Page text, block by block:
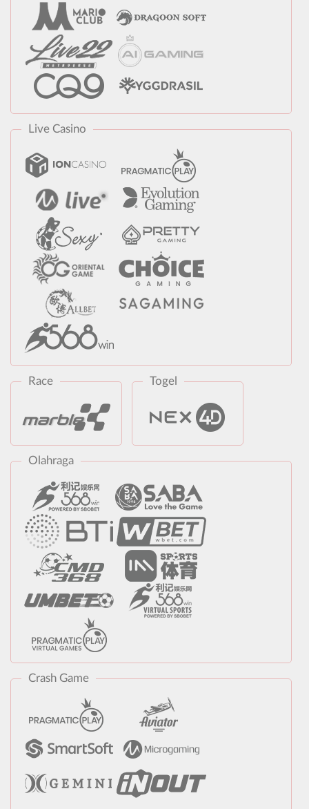
Live Casino
Race Togel
Olahraga
Crash Game